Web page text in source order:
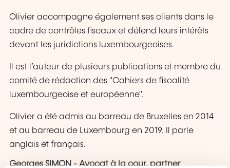
Olivier accompagne également ses clients dans le
cadre de contrôles fiscaux et défend leurs intérêts
devant les juridictions luxembourgeoises.
Il est l’auteur de plusieurs publications et membre du
comité de rédaction des "Cahiers de fiscalité
luxembourgeoise et européenne".
Olivier a été admis au barreau de Bruxelles en 2014
et au barreau de Luxembourg en 2019. Il parle
anglais et français.
Georges SIMON - Avocat à la cour, partner